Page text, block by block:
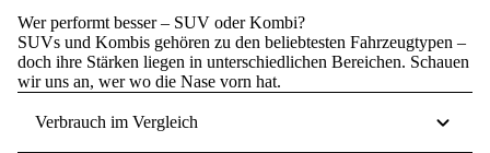
Wer performt besser – SUV oder Kombi?
SUVs und Kombis gehören zu den beliebtesten Fahrzeugtypen –
doch ihre Stärken liegen in unterschiedlichen Bereichen. Schauen
wir uns an, wer wo die Nase vorn hat.
Verbrauch im Vergleich